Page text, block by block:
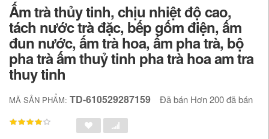
Ấm trà thủy tinh, chịu nhiệt độ cao,
tách nước trà đặc, bếp gốm điện, ấm
đun nước, ấm trà hoa, ấm pha trà, bộ
pha trà ấm thuỷ tinh pha trà hoa am tra
thuy tinh
MÃ SẢN PHẨM: TD-610529287159 Đã bán Hơn 200 đã bán